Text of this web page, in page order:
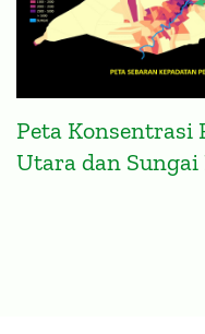
Peta Konsentrasi
Utara dan Sungai